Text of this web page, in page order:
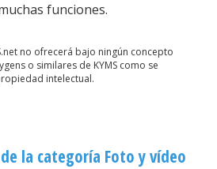
funciones.
no ofrecerá bajo ningún concepto
o similares de KYMS como se
intelectual.
la categoría Foto y vídeo